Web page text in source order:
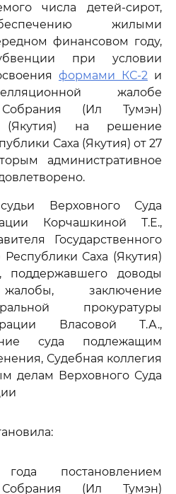
числа детей-сирот,
жилыми
финансовом году,
при условии
формами КС-2 и
жалобе
Собрания (Ил Тумэн)
(Якутия) на решение
Саха (Якутия) от 27
административное
Верховного Суда
Корчашкиной Т.Е.,
Государственного
Саха (Якутия)
поддержавшего доводы
заключение
прокуратуры
Власовой Т.А.,
суда подлежащим
Судебная коллегия
делам Верховного Суда
постановлением
Собрания (Ил Тумэн)